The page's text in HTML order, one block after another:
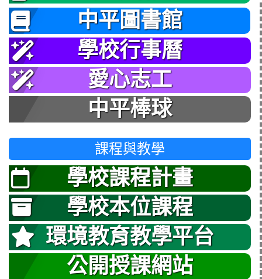
中平圖書館
學校行事曆
愛心志工
中平棒球
課程與教學
學校課程計畫
學校本位課程
環境教育教學平台
公開授課網站